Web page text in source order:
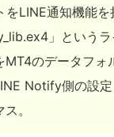
をLINE通知機能を
」というラ
MT4のデータフォ
Notify側の設定
。